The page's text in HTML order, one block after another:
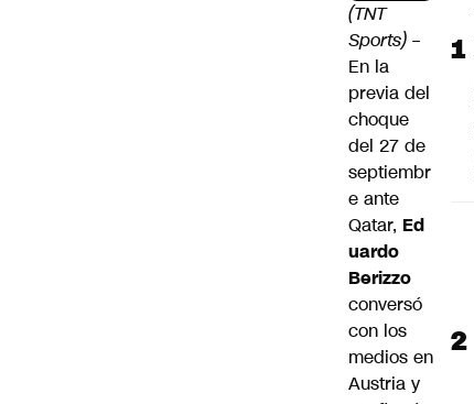
(TNT
Sports) –
En la
previa del
choque
del 27 de
septiembr
e ante
Qatar, Ed
uardo
Berizzo
conversó
con los
medios en
Austria y